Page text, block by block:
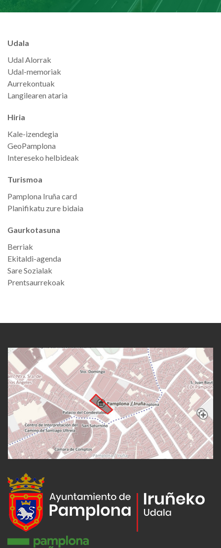
Udala
Udal Alorrak
Udal-memoriak
Aurrekontuak
Langilearen ataria
Hiria
Kale-izendegia
GeoPamplona
Intereseko helbideak
Turismoa
Pamplona Iruña card
Planifikatu zure bidaia
Gaurkotasuna
Berriak
Ekitaldi-agenda
Sare Sozialak
Prentsaurrekoak